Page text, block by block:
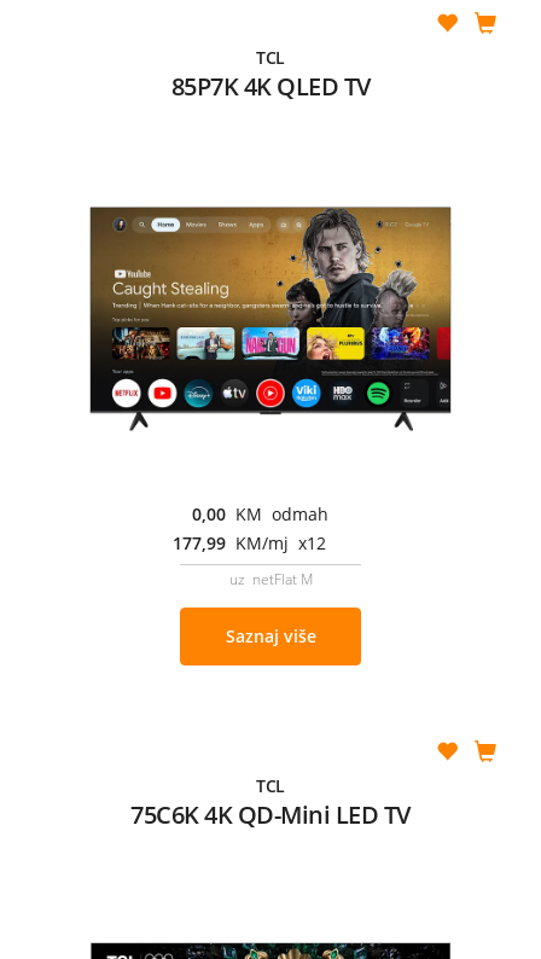
TCL
85P7K 4K QLED TV
0,00 KM odmah
177,99 KM/mj x12
uz netFlat M
Saznaj više
TCL
75C6K 4K QD-Mini LED TV